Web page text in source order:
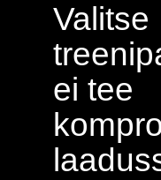
Valitse
ei tee